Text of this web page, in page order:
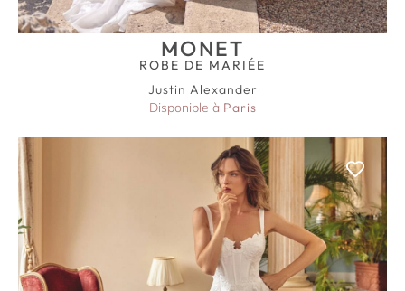
MONET
ROBE DE MARIÉE
Justin Alexander
Disponible à Paris